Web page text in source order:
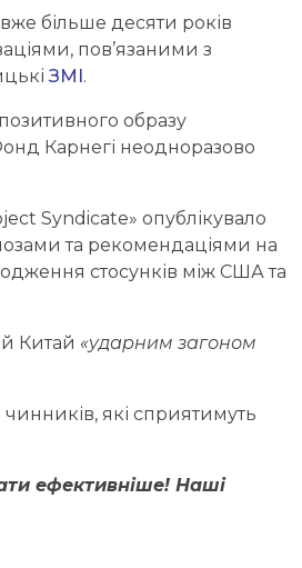
більше десяти років
пов’язаними з
ЗМІ.
образу
Карнегі неодноразово
Syndicate» опублікувало
та рекомендаціями на
стосунків між США та
Китай «ударним загоном
які сприятимуть
ефективніше! Наші